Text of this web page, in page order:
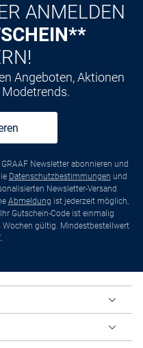
ANMELDEN
Angeboten, Aktionen
Newsletter abonnieren und
Datenschutzbestimmungen und
Newsletter-Versand
Abmeldung ist jederzeit möglich,
Gutschein-Code ist einmalig
gültig. Mindestbestellwert